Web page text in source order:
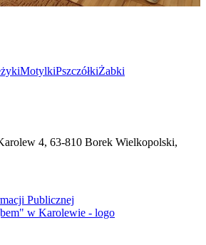
MotylkiPszczółkiŻabki
4, 63-810 Borek Wielkopolski,